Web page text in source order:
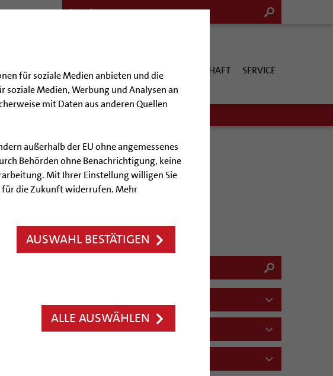
für soziale Medien anbieten und die
Medien, Werbung und Analysen an
mit Daten aus anderen Quellen
außerhalb der EU ohne angemessenes
Behörden ohne Benachrichtigung, keine
Mit Ihrer Einstellung willigen Sie
für die Zukunft widerrufen. Mehr
AUSWAHL BESTÄTIGEN
ALLE AUSWÄHLEN
BILDUNG & KULTUR KIRCHE & GESELLSCHAFT SERVICE
(bph)
2025